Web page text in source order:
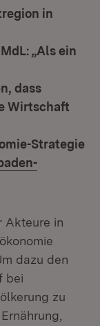
in
„Als ein
dass
Wirtschaft
Strategie
Akteure in
dazu den
bei
zu